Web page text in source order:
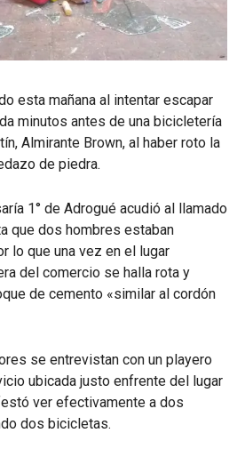
esta mañana al intentar escapar
minutos antes de una bicicletería
Almirante Brown, al haber roto la
de piedra.
1° de Adrogué acudió al llamado
que dos hombres estaban
lo que una vez en el lugar
del comercio se halla rota y
de cemento «similar al cordón
se entrevistan con un playero
ubicada justo enfrente del lugar
ver efectivamente a dos
dos bicicletas.